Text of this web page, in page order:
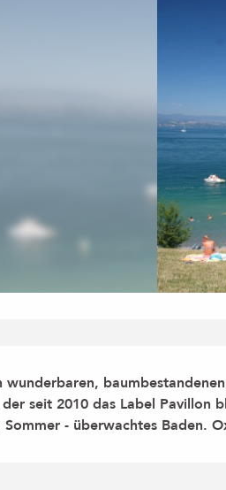
wunderbaren,
seit 2010 das Label Pavillon
- überwachtes Baden.